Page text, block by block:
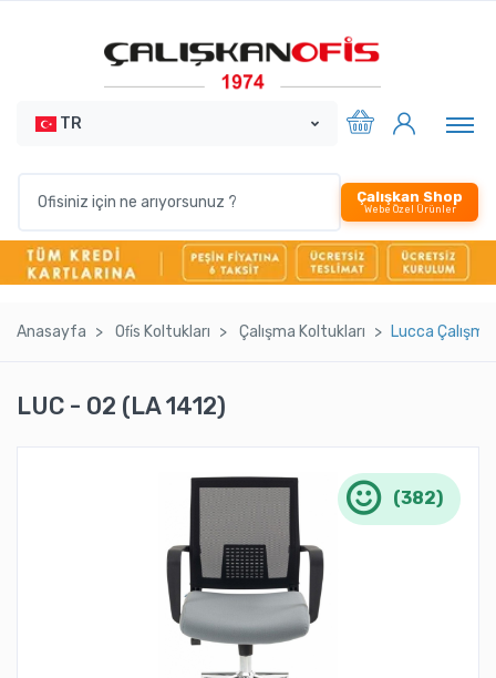
TR
Çalışkan Shop
Webe Özel Ürünler
Anasayfa Ofi̇s Koltukları Çalışma Koltukları Lucca
LUC - 02 (LA 1412)
(382)